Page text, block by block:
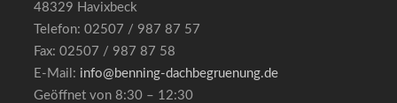
48329 Havixbeck
Telefon: 02507 / 987 87 57
Fax: 02507 / 987 87 58
E-Mail: info@benning-dachbegruenung.de
Geöffnet von 8:30 – 12:30